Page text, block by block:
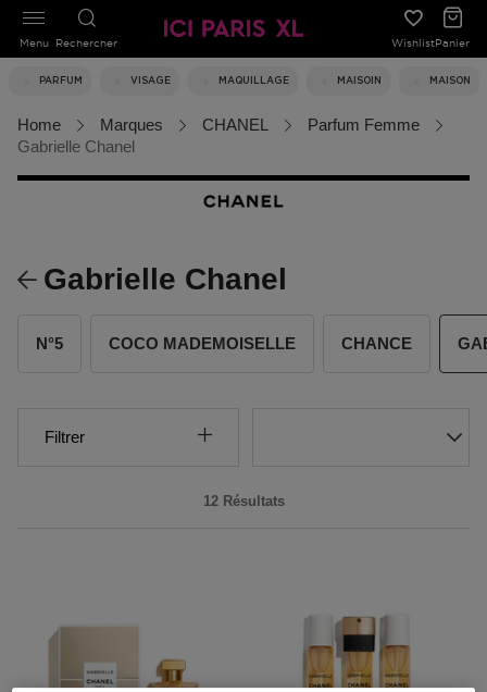
Rechercher WishlistPanier
PARFUM VISAGE MAQUILLAGE MAISOIN MAISON
Menu
Home Marques CHANEL
Parfum Femme
Gabrielle Chanel
Gabrielle Chanel
N°5 COCO MADEMOISELLE CHANCE
Filtrer
12 Résultats